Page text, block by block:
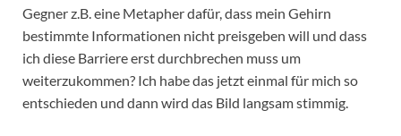
Gegner z.B. eine Metapher dafür, dass mein Gehirn
bestimmte Informationen nicht preisgeben will und dass
ich diese Barriere erst durchbrechen muss um
weiterzukommen? Ich habe das jetzt einmal für mich so
entschieden und dann wird das Bild langsam stimmig.